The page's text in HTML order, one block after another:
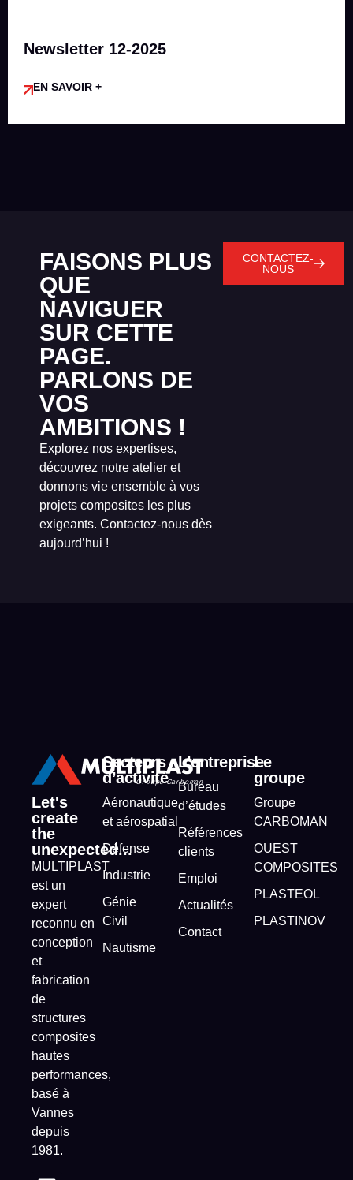
Newsletter 12-2025
EN SAVOIR +
FAISONS PLUS
QUE
NAVIGUER
SUR CETTE
PAGE.
PARLONS DE
VOS
AMBITIONS !
Explorez nos expertises,
découvrez notre atelier et
donnons vie ensemble à vos
projets composites les plus
exigeants. Contactez-nous dès
aujourd’hui !
CONTACTEZ-
NOUS
Let's
create
the
unexpected...
MULTIPLAST
est un
expert
reconnu en
conception
et
fabrication
de
structures
composites
hautes
performances,
basé à
Vannes
depuis
1981.
Secteurs
d’activité
Aéronautique
et aérospatial
Défense
Industrie
Génie
Civil
Nautisme
L’entreprise
Bureau
d’études
Références
clients
Emploi
Actualités
Contact
Le
groupe
Groupe
CARBOMAN
OUEST
COMPOSITES
PLASTEOL
PLASTINOV